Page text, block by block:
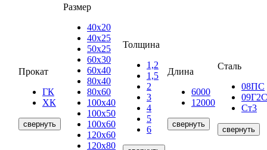
Прокат
ГК
ХК
свернуть
Размер
40х20
40х25
50х25
60х30
60х40
80х40
80х60
100х40
100х50
100х60
120х60
120х80
Толщина
1,2
1,5
2
3
4
5
6
Длина
6000
12000
свернуть
Сталь
08ПС
09Г2С
Ст3
свернуть